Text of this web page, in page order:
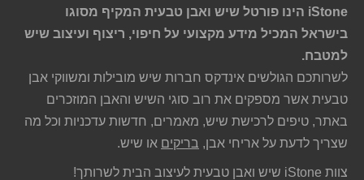
iStone הינו פורטל שיש ואבן טבעית המקיף מסוגו
בישראל המכיל מידע מקצועי על חיפוי, ריצוף ועיצוב שיש
למטבח.
לשרותכם הגולשים אינדקס חברות שיש מובילות ומשווקי אבן
טבעית אשר מספקים את רוב סוגי השיש והאבן המוזכרים
באתר, טיפים לרכישת שיש, מאמרים, חדשות עדכניות וכל מה
שצריך לדעת על אריחי אבן, בריקים או שיש.
צוות iStone שיש ואבן טבעית לעיצוב הבית לשרותך!